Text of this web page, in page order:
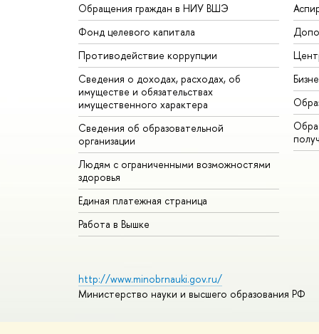
Обращения граждан в НИУ ВШЭ
Фонд целевого капитала
Противодействие коррупции
Сведения о доходах, расходах, об
имуществе и обязательствах
имущественного характера
Сведения об образовательной
организации
Людям с ограниченными возможностями
здоровья
Единая платежная страница
Работа в Вышке
http://www.minobrnauki.gov.ru/
Министерство науки и высшего образования РФ